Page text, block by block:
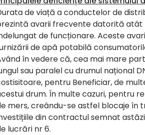
de viață a conductelor de
avarii frecvente datorită atât
de funcționare. Aceste
de apă potabilă
în vedere că, cea mai mare
sau paralel cu drumul național
pentru Beneficiar, de
drum. În multe cazuri, pentru
mers, creându-se astfel blocaje în
din contractul semnat
lucrări nr 6.